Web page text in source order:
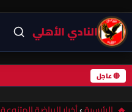
النادي الأهلي
🔴 عاجل